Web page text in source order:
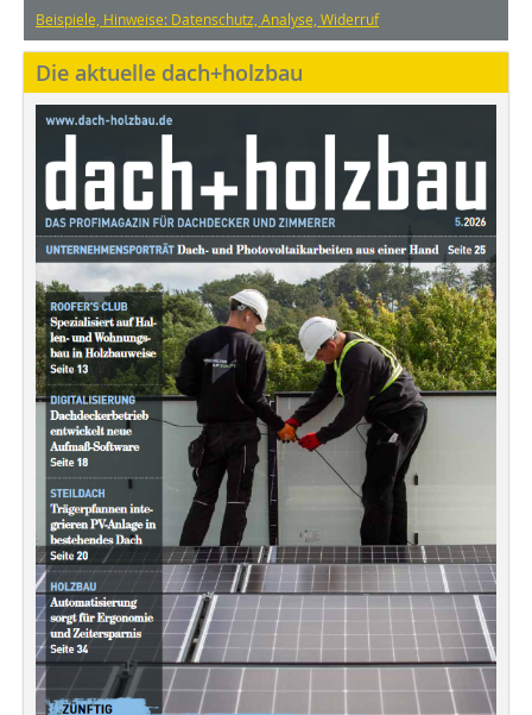
Beispiele, Hinweise: Datenschutz, Analyse, Widerruf
Die aktuelle dach+holzbau